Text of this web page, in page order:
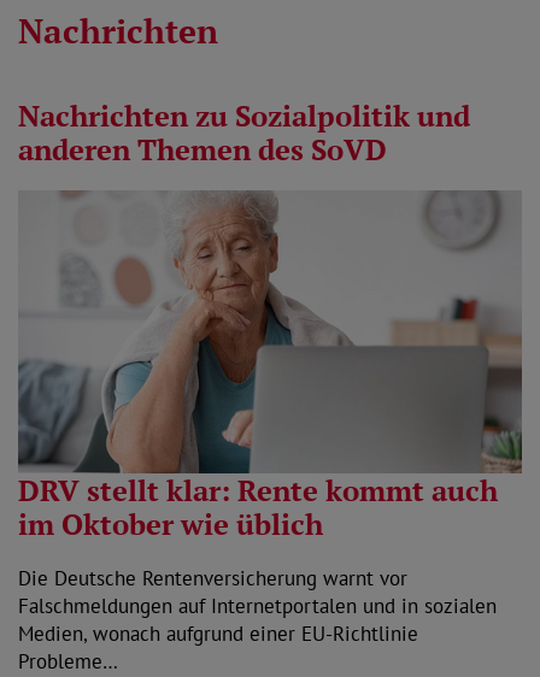
Nachrichten
Nachrichten zu Sozialpolitik und
anderen Themen des SoVD
DRV stellt klar: Rente kommt auch
im Oktober wie üblich
Die Deutsche Rentenversicherung warnt vor
Falschmeldungen auf Internetportalen und in sozialen
Medien, wonach aufgrund einer EU-Richtlinie
Probleme…